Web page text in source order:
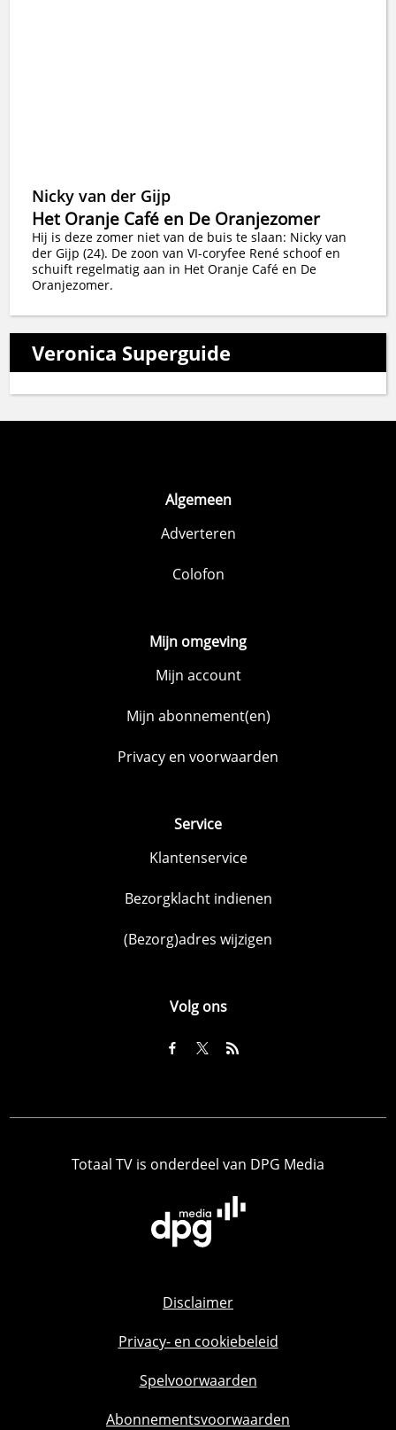
Nicky van der Gijp
Het Oranje Café en De Oranjezomer
Hij is deze zomer niet van de buis te slaan: Nicky van
der Gijp (24). De zoon van VI-coryfee René schoof en
schuift regelmatig aan in Het Oranje Café en De
Oranjezomer.
Veronica Superguide
Algemeen
Adverteren
Colofon
Mijn omgeving
Mijn account
Mijn abonnement(en)
Privacy en voorwaarden
Service
Klantenservice
Bezorgklacht indienen
(Bezorg)adres wijzigen
Volg ons
Totaal TV is onderdeel van DPG Media
Disclaimer
Privacy- en cookiebeleid
Spelvoorwaarden
Abonnementsvoorwaarden